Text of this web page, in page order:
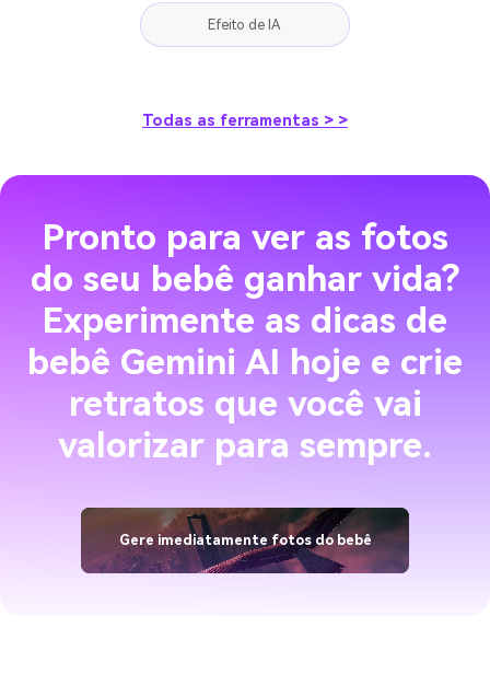
Efeito de IA
Todas as ferramentas > >
Pronto para ver as fotos
do seu bebê ganhar vida?
Experimente as dicas de
bebê Gemini AI hoje e crie
retratos que você vai
valorizar para sempre.
Gere imediatamente fotos do bebê